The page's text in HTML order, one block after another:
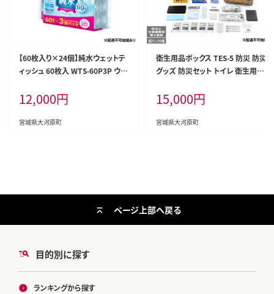
【60枚入り×24個】純水ウェットテ
ィッシュ 60枚入 WTS-60P3P ウェ
ーヤマ ノンアルコール 手指 口まわ
り 手拭き シート 純水 お出かけ 防
災
12,000円
宮城県大河原町
衛生用品ボックス TES-5 防災 防災
グッズ 防災セット トイレ 衛生用品
ヤマ 防災士監修 災害備蓄管理士
監修
15,000円
宮城県大河原町
目的別に探す
ランキングから探す
ページ上部へ戻る